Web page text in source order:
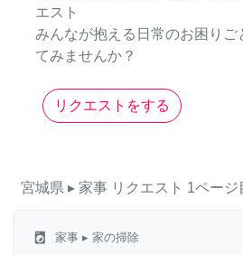
エスト
みんなが抱える日常のお困りご
てみませんか？
リクエストをする
宮城県 ▸ 家事 リクエスト 1ページ
local_laundry_service 家事 ▸ 家の掃除